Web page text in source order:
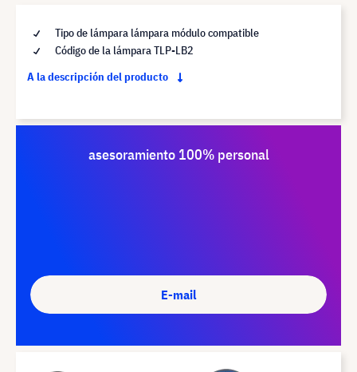
Tipo de lámpara lámpara módulo compatible
Código de la lámpara TLP-LB2
A la descripción del producto
asesoramiento 100% personal
E-mail